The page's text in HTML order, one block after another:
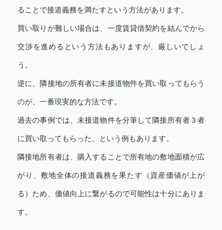
ることで接道義務を満たすという方法があります。
買い取りが難しい場合は、一度賃貸借契約を結んでから
交渉を進めるという方法もありますが、厳しいでしょ
う。
逆に、隣接地の所有者に未接道物件を買い取ってもらう
のが、一番現実的な方法です。
過去の事例では、未接道物件を分筆して隣接所有者３者
に買い取ってもらった、という例もあります。
隣接地所有者は、購入することで所有地の敷地面積が広
がり、敷地全体の接道義務を果たす（資産価値が上が
る）ため、価値向上に繋がるので可能性は十分にありま
す。